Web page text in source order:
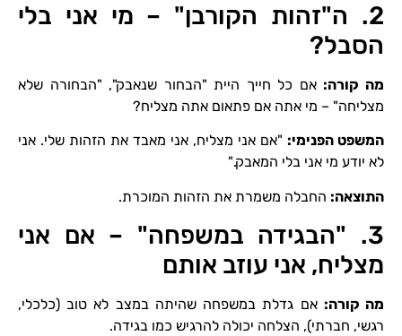
2. ה"זהות הקורבן" – מי אני בלי
הסבל?
מה קורה: אם כל חייך היית "הבחור שנאבק", "הבחורה שלא
מצליחה" – מי אתה אם פתאום אתה מצליח?
המשפט הפנימי: "אם אני מצליח, אני מאבד את הזהות שלי. אני
לא יודע מי אני בלי המאבק."
התוצאה: החבלה משמרת את הזהות המוכרת.
3. "הבגידה במשפחה" – אם אני
מצליח, אני עוזב אותם
מה קורה: אם גדלת במשפחה שהיתה במצב לא טוב (כלכלי,
רגשי, חברתי), הצלחה יכולה להרגיש כמו בגידה.